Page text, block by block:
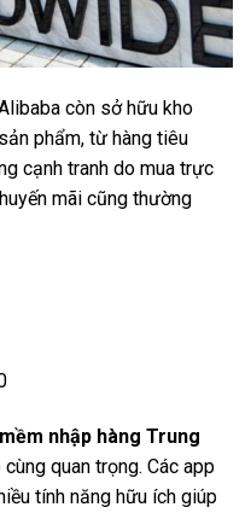
còn sở hữu kho
phẩm, từ hàng tiêu
cạnh tranh do mua trực
mãi cũng thường
nhập hàng Trung
quan trọng. Các app
tính năng hữu ích giúp